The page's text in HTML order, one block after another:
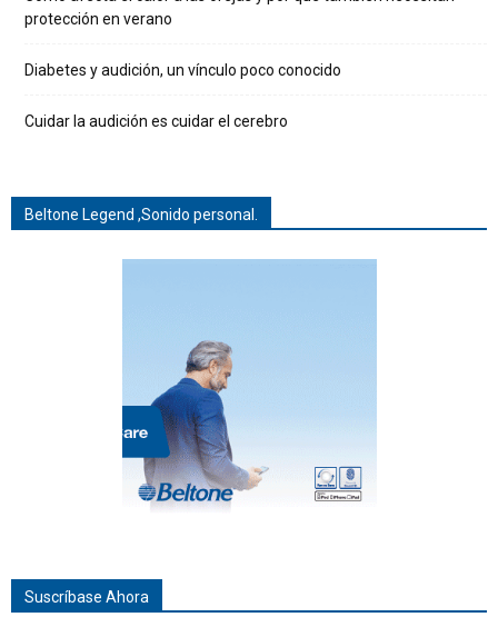
protección en verano
Diabetes y audición, un vínculo poco conocido
Cuidar la audición es cuidar el cerebro
Beltone Legend ,Sonido personal.
Suscríbase Ahora